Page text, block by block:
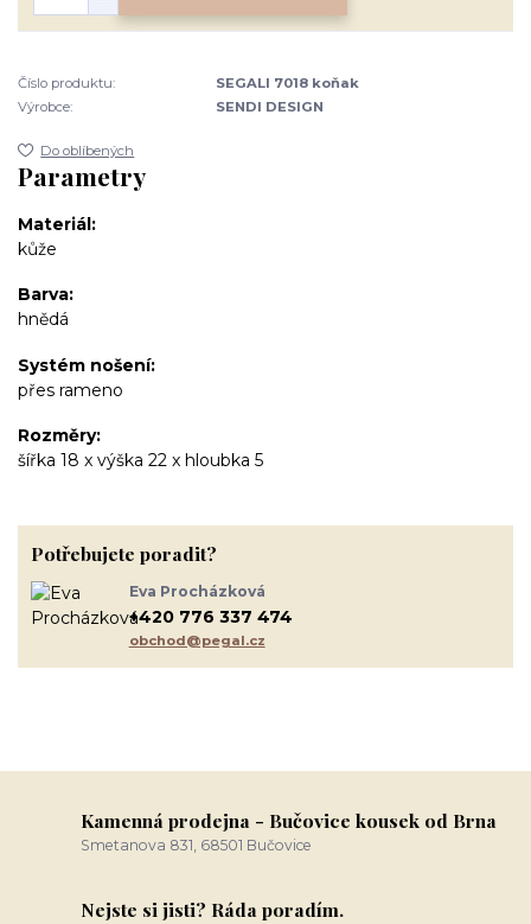
Číslo produktu:
SEGALI 7018 koňak
Výrobce:
SENDI DESIGN
Do oblíbených
Parametry
Materiál
kůže
Barva
hnědá
Systém nošení
přes rameno
Rozměry
šířka 18 x výška 22 x hloubka 5
Potřebujete poradit?
Eva Procházková
+420 776 337 474
obchod@pegal.cz
Kamenná prodejna - Bučovice kousek od Brna
Smetanova 831, 68501 Bučovice
Nejste si jisti? Ráda poradím.